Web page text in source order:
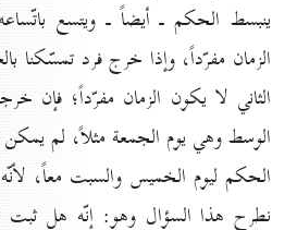
ينبسط الحكم ـ أيضاً ـ ويتسع
الزمان مفرّداً، وإذا خرج فرد تمسّكنا
الثاني لا يكون الزمان مفرّداً؛ فإن
الوسط وهي يوم الجمعة مثلاً، لم
الحكم ليوم الخميس والسبت معاً،
نطرح هذا السؤال وهو: إنّه هل